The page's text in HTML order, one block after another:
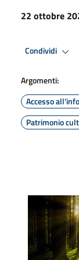
22 ottobre
Condividi
Argomenti:
Accesso
Patrimonio